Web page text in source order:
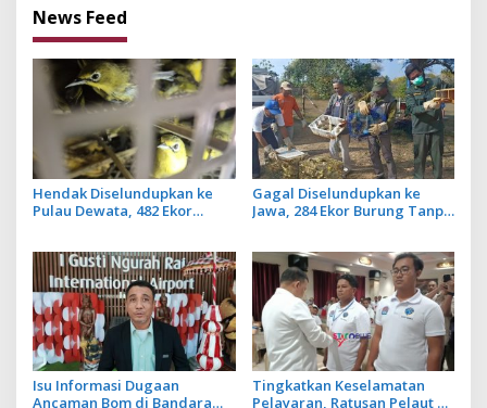
News Feed
Hendak Diselundupkan ke
Pulau Dewata, 482 Ekor
Gagal Diselundupkan ke
Jawa, 284 Ekor Burung Tanpa
Isu Informasi Dugaan
Ancaman Bom di Bandara
Tingkatkan Keselamatan
Pelayaran, Ratusan Pelaut di